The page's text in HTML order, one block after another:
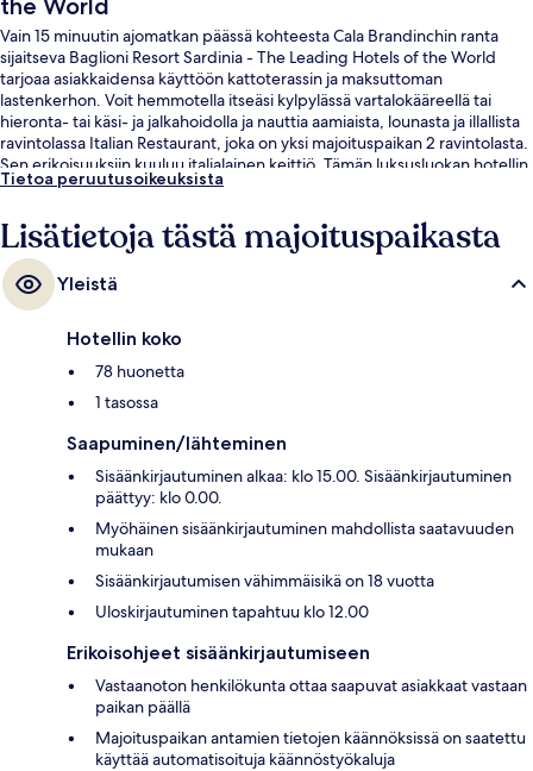
Vain 15 minuutin ajomatkan päässä kohteesta Cala Brandinchin ranta
sijaitseva Baglioni Resort Sardinia - The Leading Hotels of the World
tarjoaa asiakkaidensa käyttöön kattoterassin ja maksuttoman
lastenkerhon. Voit hemmotella itseäsi kylpylässä vartalokääreellä tai
hieronta- tai käsi- ja jalkahoidolla ja nauttia aamiaista, lounasta ja illallista
ravintolassa Italian Restaurant, joka on yksi majoituspaikan 2 ravintolasta.
Sen erikoisuuksiin kuuluu italialainen keittiö. Tämän luksusluokan hotellin
muihin palveluihin kuuluu ulkouima-allas, allasbaari ja kuntoklubi.
Tietoa peruutusoikeuksista
Lisätietoja tästä majoituspaikasta
Yleistä
Hotellin koko
78 huonetta
1 tasossa
Saapuminen/lähteminen
Sisäänkirjautuminen alkaa: klo 15.00. Sisäänkirjautuminen
päättyy: klo 0.00.
Myöhäinen sisäänkirjautuminen mahdollista saatavuuden
mukaan
Sisäänkirjautumisen vähimmäisikä on 18 vuotta
Uloskirjautuminen tapahtuu klo 12.00
Erikoisohjeet sisäänkirjautumiseen
Vastaanoton henkilökunta ottaa saapuvat asiakkaat vastaan
paikan päällä
Majoituspaikan antamien tietojen käännöksissä on saatettu
käyttää automatisoituja käännöstyökaluja